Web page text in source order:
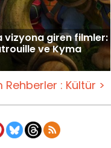
vizyona giren filmler:
ve Kyma
Rehberler : Kültür >